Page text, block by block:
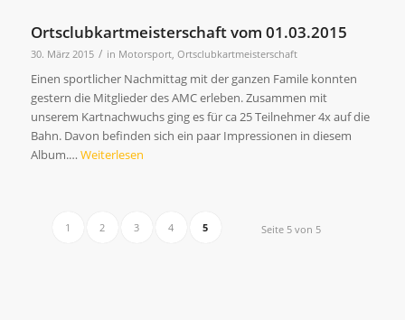
Ortsclubkartmeisterschaft vom 01.03.2015
30. März 2015 / in Motorsport, Ortsclubkartmeisterschaft
Einen sportlicher Nachmittag mit der ganzen Famile konnten
gestern die Mitglieder des AMC erleben. Zusammen mit
unserem Kartnachwuchs ging es für ca 25 Teilnehmer 4x auf die
Bahn. Davon befinden sich ein paar Impressionen in diesem
Album.… Weiterlesen
Seite 5 von 5
1 2 3 4 5